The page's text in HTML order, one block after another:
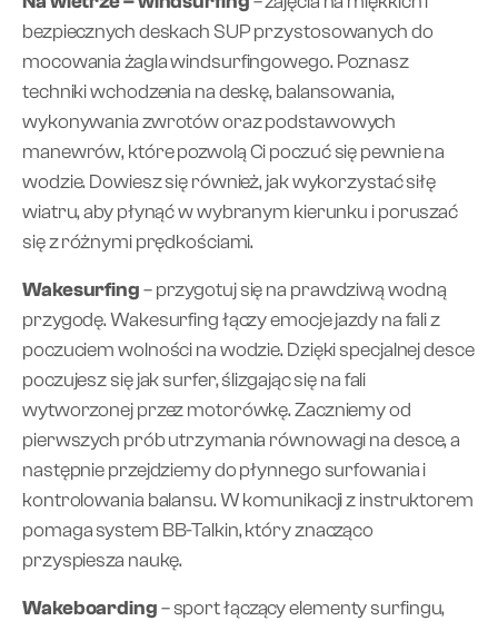
bezpiecznych deskach SUP przystosowanych do
mocowania żagla windsurfingowego. Poznasz
techniki wchodzenia na deskę, balansowania,
wykonywania zwrotów oraz podstawowych
manewrów, które pozwolą Ci poczuć się pewnie na
wodzie. Dowiesz się również, jak wykorzystać siłę
wiatru, aby płynąć w wybranym kierunku i poruszać
się z różnymi prędkościami.
Wakesurfing– przygotuj się na prawdziwą wodną
przygodę. Wakesurfing łączy emocje jazdy na fali z
poczuciem wolności na wodzie. Dzięki specjalnej desce
poczujesz się jak surfer, ślizgając się na fali
wytworzonej przez motorówkę. Zaczniemy od
pierwszych prób utrzymania równowagi na desce, a
następnie przejdziemy do płynnego surfowania i
kontrolowania balansu. W komunikacji z instruktorem
pomaga system BB-Talkin, który znacząco
przyspiesza naukę.
Wakeboarding– sport łączący elementy surfingu,